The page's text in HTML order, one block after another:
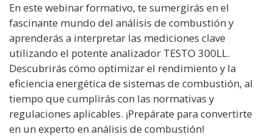
En este webinar formativo, te sumergirás en el
fascinante mundo del análisis de combustión y
aprenderás a interpretar las mediciones clave
utilizando el potente analizador TESTO 300LL.
Descubrirás cómo optimizar el rendimiento y la
eficiencia energética de sistemas de combustión, al
tiempo que cumplirás con las normativas y
regulaciones aplicables. ¡Prepárate para convertirte
en un experto en análisis de combustión!